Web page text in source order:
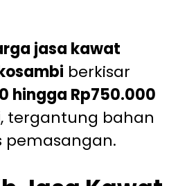
jasa kawat
berkisar
hingga Rp750.000
, tergantung bahan
pemasangan.